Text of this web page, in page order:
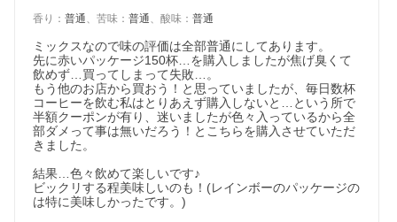
香り ： 普通、 苦味 ： 普通、 酸味 ： 普通
ミックスなので味の評価は全部普通にしてあります。
先に赤いパッケージ150杯…を購入しましたが焦げ臭くて
飲めず…買ってしまって失敗…。
もう他のお店から買おう！と思っていましたが、毎日数杯
コーヒーを飲む私はとりあえず購入しないと…という所で
半額クーポンが有り、迷いましたが色々入っているから全
部ダメって事は無いだろう！とこちらを購入させていただ
きました。
結果…色々飲めて楽しいです♪
ビックリする程美味しいのも！(レインボーのパッケージの
は特に美味しかったです。)